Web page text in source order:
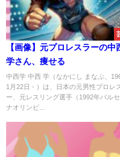
【画像】元プロレスラーの中
学さん、痩せる
中西学 中西 学（なかにし まなぶ、
1月22日 - ）は、日本の元男性プロレ
ー、元レスリング選手（1992年バルセ
ナオリンピ...